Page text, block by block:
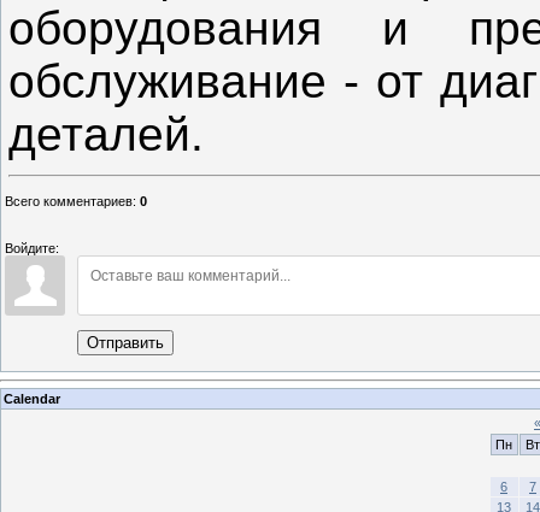
оборудования и
обслуживание - от
деталей.
Всего комментариев: 0
Войдите:
Отправить
Calendar
«
Пн
Вт
6
7
13
14